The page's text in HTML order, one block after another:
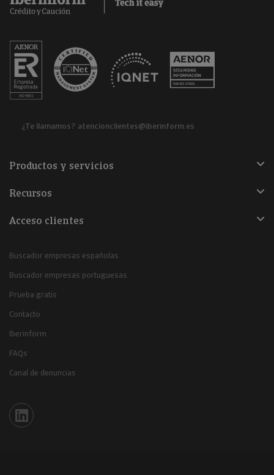
¿Te llamamos? atencionclientes@iberinform.es
Productos y servicios
Recursos
Acceso clientes
Buscador empresas españolas
Buscador empresas portuguesas
Prueba gratis
Contacto
Iberinform
FAQs
Canal de denuncias
Iberinform en Linkedin